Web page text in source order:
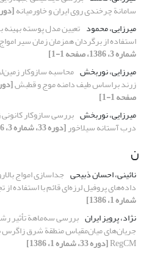
سامانة چرخندی روی ایران و خاورمیانه[دوره 33،
میرزایی، محمود تعیین مدل پوسته بهینه
استفاده از برگردان همزمان زمان سیر
شماره 3، 1386، صفحه 1-1]
میرزایی، نوربخش
زرند براساس طیف دامنه موج و قطبش
صفحه 1-1]
میرزایی، نوربخش
درب آستانه سیلاخور[دوره 33، شماره 3، 1386، صفحه 1-1]
ن
نائینی، احسان ذبیحی جداسازی امواج
داده‌های پروفیل لرزه‌ای قائم با استفاده
شماره 1، 1386]
نژاد، پرویز ایران بررسی سه‌ماهة تأثیر
جریان‌های میان‌مقیاس منطقة شرق زاگرس
RegCM[دوره 33، شماره 1، 1386]